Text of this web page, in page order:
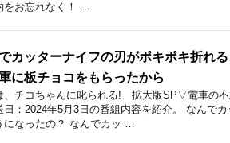
をお忘れなく！ …
カッターナイフの刃がポキポキ折れ
に板チョコをもらったから
、チコちゃんに叱られる! 拡大版SP▽電車の
日：2024年5月3日の番組内容を紹介。 なんで
になったの？ なんでカッ …